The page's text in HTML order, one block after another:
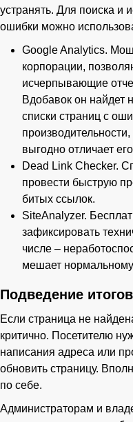
устранять. Для поиска и
ошибки можно
Google Analytics.
корпорации,
исчерпывающие
Вдобавок он найдет
списки страниц с
выгодно отличает
Dead Link Checker.
провести быструю
битых ссылок.
SiteAnalyzer.
зафиксировать
числе –
мешает
Подведение итогов
Если страница не
критично. Посетителю
написания адреса или
обновить страницу.
по себе.
Администраторам и